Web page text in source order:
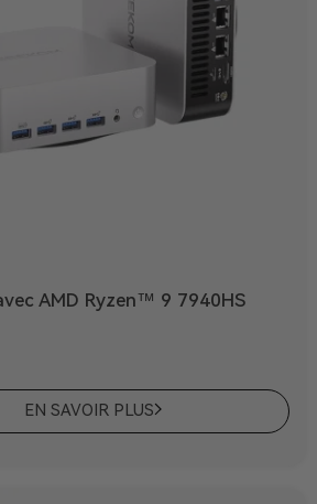
AMD Ryzen™ 9 7940HS
EN SAVOIR PLUS